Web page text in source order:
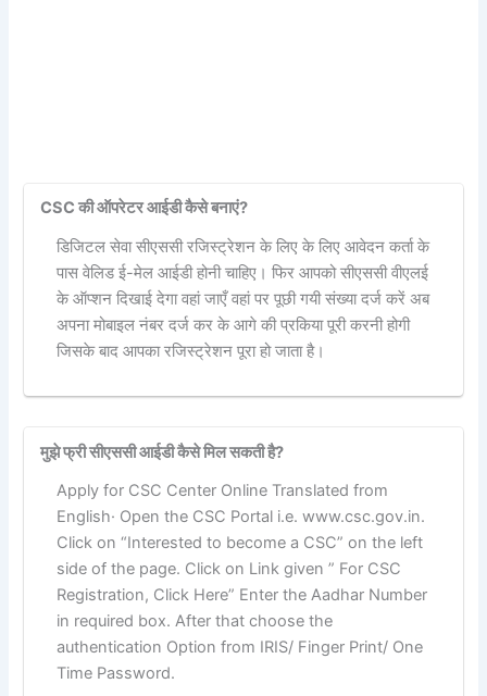
CSC की ऑपरेटर आईडी कैसे बनाएं?
डिजिटल सेवा सीएससी रजिस्ट्रेशन के लिए के लिए आवेदन कर्ता के
पास वेलिड ई-मेल आईडी होनी चाहिए। फिर आपको सीएससी वीएलई
के ऑप्शन दिखाई देगा वहां जाएँ वहां पर पूछी गयी संख्या दर्ज करें अब
अपना मोबाइल नंबर दर्ज कर के आगे की प्रकिया पूरी करनी होगी
जिसके बाद आपका रजिस्ट्रेशन पूरा हो जाता है।
मुझे फ्री सीएससी आईडी कैसे मिल सकती है?
Apply for CSC Center Online Translated from
English· Open the CSC Portal i.e. www.csc.gov.in.
Click on “Interested to become a CSC” on the left
side of the page. Click on Link given ” For CSC
Registration, Click Here” Enter the Aadhar Number
in required box. After that choose the
authentication Option from IRIS/ Finger Print/ One
Time Password.